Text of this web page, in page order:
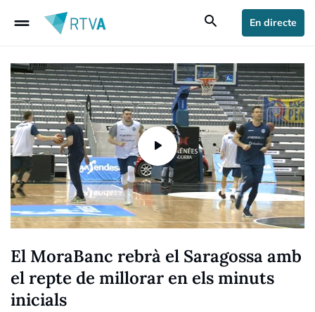
drag_handle search En directe
El MoraBanc rebrà el Saragossa amb
el repte de millorar en els minuts
inicials